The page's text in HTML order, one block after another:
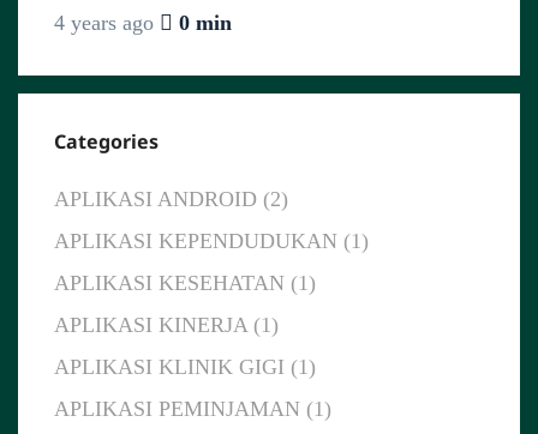
4 years ago 0 min
Categories
APLIKASI ANDROID (2)
APLIKASI KEPENDUDUKAN (1)
APLIKASI KESEHATAN (1)
APLIKASI KINERJA (1)
APLIKASI KLINIK GIGI (1)
APLIKASI PEMINJAMAN (1)